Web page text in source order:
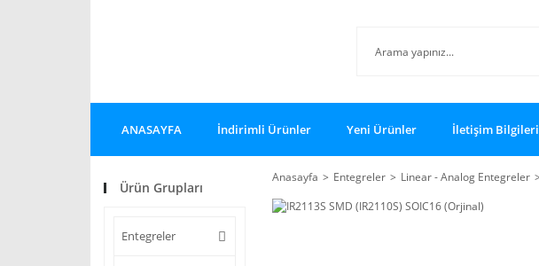
ANASAYFA İndirimli Ürünler Yeni Ürünler İletişim Bilgileri
Ürün Grupları
Entegreler
Anasayfa Entegreler Linear - Analog Entegreler